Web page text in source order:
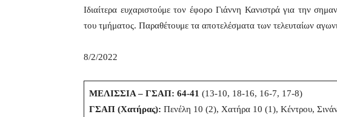
Ιδιαίτερα ευχαριστούμε τον έφορο Γιάννη Κανιστρά για την
του τμήματος. Παραθέτουμε τα αποτελέσματα των τελευταίων
8/2/2022
ΜΕΛΙΣΣΙΑ – ΓΣΑΠ: 64-41 (13-10, 18-16, 16-7, 17-8)
ΓΣΑΠ (Χατήρας): Πενέλη 10 (2), Χατήρα 10 (1), Κέντρου,